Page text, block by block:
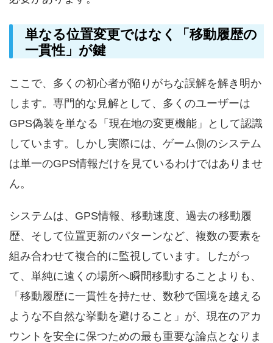
単なる位置変更ではなく「移動履歴の
一貫性」が鍵
ここで、多くの初心者が陥りがちな誤解を解き明か
します。専門的な見解として、多くのユーザーは
GPS偽装を単なる「現在地の変更機能」として認識
しています。しかし実際には、ゲーム側のシステム
は単一のGPS情報だけを見ているわけではありませ
ん。
システムは、GPS情報、移動速度、過去の移動履
歴、そして位置更新のパターンなど、複数の要素を
組み合わせて複合的に監視しています。したがっ
て、単純に遠くの場所へ瞬間移動することよりも、
「移動履歴に一貫性を持たせ、数秒で国境を越える
ような不自然な挙動を避けること」が、現在のアカ
ウントを安全に保つための最も重要な論点となりま